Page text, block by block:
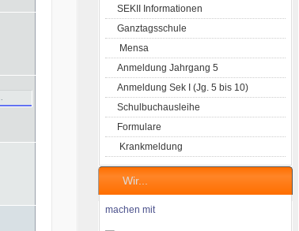
SEKII Informationen
Ganztagsschule
Mensa
Anmeldung Jahrgang 5
Anmeldung Sek I (Jg. 5 bis 10)
Schulbuchausleihe
Formulare
Krankmeldung
Wir...
machen mit